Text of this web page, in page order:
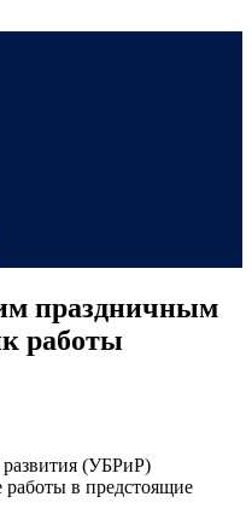
праздничным
работы
(УБРиР)
в предстоящие